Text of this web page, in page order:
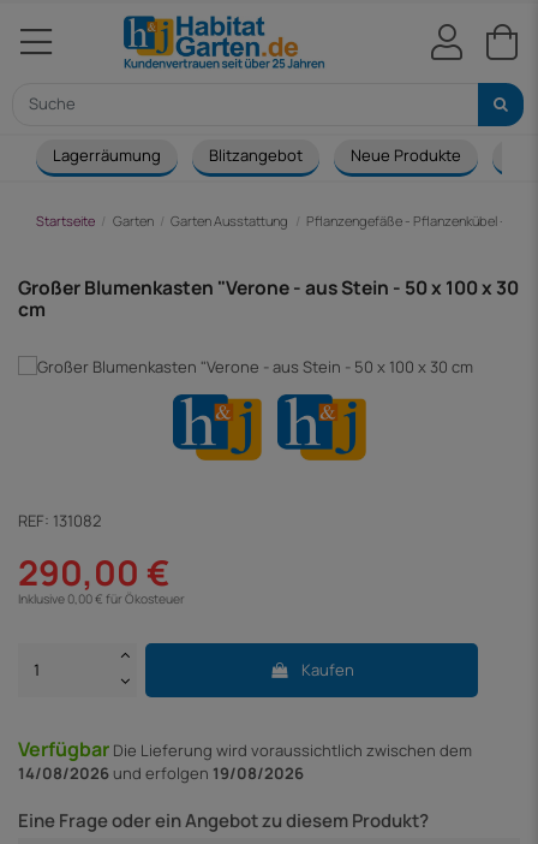
Lagerräumung Blitzangebot Neue Produkte
Startseite Garten Garten Ausstattung Pflanzengefäße - Pflanzenkübel -
Großer Blumenkasten "Verone - aus Stein - 50 x 100 x 30
cm
REF: 131082
290,00 €
Inklusive 0,00 € für Ökosteuer
Kaufen
Verfügbar Die Lieferung wird voraussichtlich zwischen dem
14/08/2026 und erfolgen 19/08/2026
Eine Frage oder ein Angebot zu diesem Produkt?